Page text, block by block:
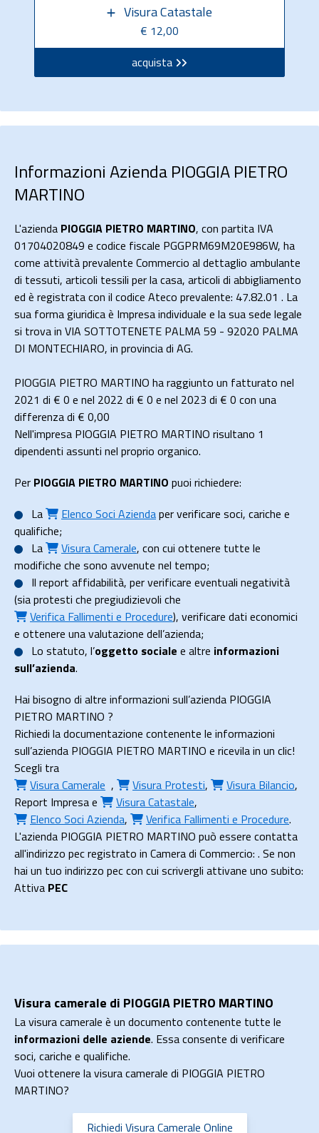
Visura Catastale
€ 12,00
acquista
Informazioni Azienda PIOGGIA PIETRO
MARTINO
L'azienda PIOGGIA PIETRO MARTINO, con partita IVA
01704020849 e codice fiscale PGGPRM69M20E986W, ha
come attività prevalente Commercio al dettaglio ambulante
di tessuti, articoli tessili per la casa, articoli di abbigliamento
ed è registrata con il codice Ateco prevalente: 47.82.01 . La
sua forma giuridica è Impresa individuale e la sua sede legale
si trova in VIA SOTTOTENETE PALMA 59 - 92020 PALMA
DI MONTECHIARO, in provincia di AG.
PIOGGIA PIETRO MARTINO ha raggiunto un fatturato nel
2021 di € 0 e nel 2022 di € 0 e nel 2023 di € 0 con una
differenza di € 0,00
Nell'impresa PIOGGIA PIETRO MARTINO risultano 1
dipendenti assunti nel proprio organico.
Per PIOGGIA PIETRO MARTINO puoi richiedere:
La
Elenco Soci Aziendaper verificare soci, cariche e
qualifiche;
La
Visura Camerale, con cui ottenere tutte le
modifiche che sono avvenute nel tempo;
Il report affidabilità, per verificare eventuali negatività
(sia protesti che pregiudizievoli che
Verifica Fallimenti e Procedure), verificare dati economici
e ottenere una valutazione dell’azienda;
Lo statuto, l’oggetto sociale e altre informazioni
sull’azienda.
Hai bisogno di altre informazioni sull’azienda PIOGGIA
PIETRO MARTINO ?
Richiedi la documentazione contenente le informazioni
sull’azienda PIOGGIA PIETRO MARTINO e ricevila in un clic!
Scegli tra
Visura Camerale , Visura Protesti, Visura Bilancio,
Report Impresae Visura Catastale,
Elenco Soci Azienda, Verifica Fallimenti e Procedure.
L'azienda PIOGGIA PIETRO MARTINO può essere contatta
all'indirizzo pec registrato in Camera di Commercio: . Se non
hai un tuo indirizzo pec con cui scrivergli attivane uno subito:
Attiva PEC
Visura camerale di PIOGGIA PIETRO MARTINO
La visura camerale è un documento contenente tutte le
informazioni delle aziende. Essa consente di verificare
soci, cariche e qualifiche.
Vuoi ottenere la visura camerale di PIOGGIA PIETRO
MARTINO?
Richiedi Visura Camerale Online